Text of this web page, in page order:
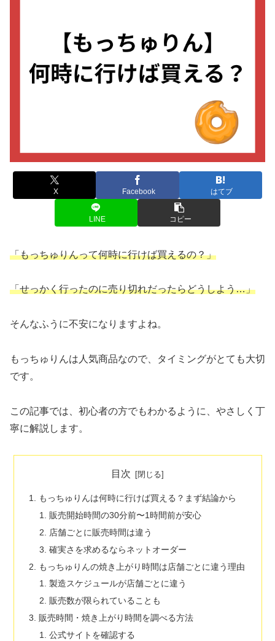
X Facebook はてブ
LINE コピー
「もっちゅりんって何時に行けば買えるの？」
「せっかく行ったのに売り切れだったらどうしよう…」
そんなふうに不安になりますよね。
もっちゅりんは人気商品なので、タイミングがとても大切
です。
この記事では、初心者の方でもわかるように、やさしく丁
寧に解説します。
目次
もっちゅりんは何時に行けば買える？まず結論から
販売開始時間の30分前〜1時間前が安心
店舗ごとに販売時間は違う
確実さを求めるならネットオーダー
もっちゅりんの焼き上がり時間は店舗ごとに違う理由
製造スケジュールが店舗ごとに違う
販売数が限られていることも
販売時間・焼き上がり時間を調べる方法
公式サイトを確認する